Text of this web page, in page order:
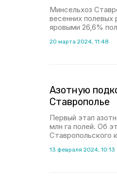
Минсельхоз
весенних полевых
яровыми 26,6%
20 марта 2024, 11:48
Азотную
Ставрополье
Первый этап
млн га полей. Об
Ставропольского
13 февраля 2024, 10:13